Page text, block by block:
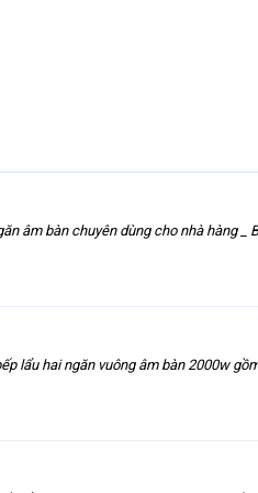
âm bàn chuyên dùng cho nhà hàng _
lẩu hai ngăn vuông âm bàn 2000w